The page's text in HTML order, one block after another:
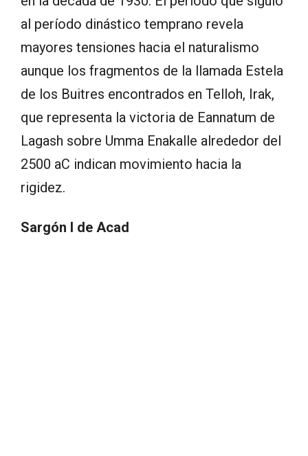
al período dinástico temprano revela
mayores tensiones hacia el naturalismo
aunque los fragmentos de la llamada Estela
de los Buitres encontrados en Telloh, Irak,
que representa la victoria de Eannatum de
Lagash sobre Umma Enakalle alrededor del
2500 aC indican movimiento hacia la
rigidez.
Sargón I de Acad